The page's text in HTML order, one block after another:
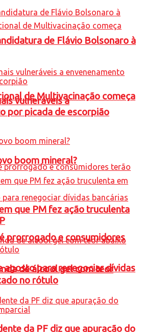
de Multivacinação começa
prorrogado e consumidores
agosto para renegociar dívidas
de Flávio Bolsonaro à
vulneráveis a
por picada de escorpião
boom mineral?
que PM fez ação truculenta
de álcool gel com teor
no rótulo
da PF diz que apuração do